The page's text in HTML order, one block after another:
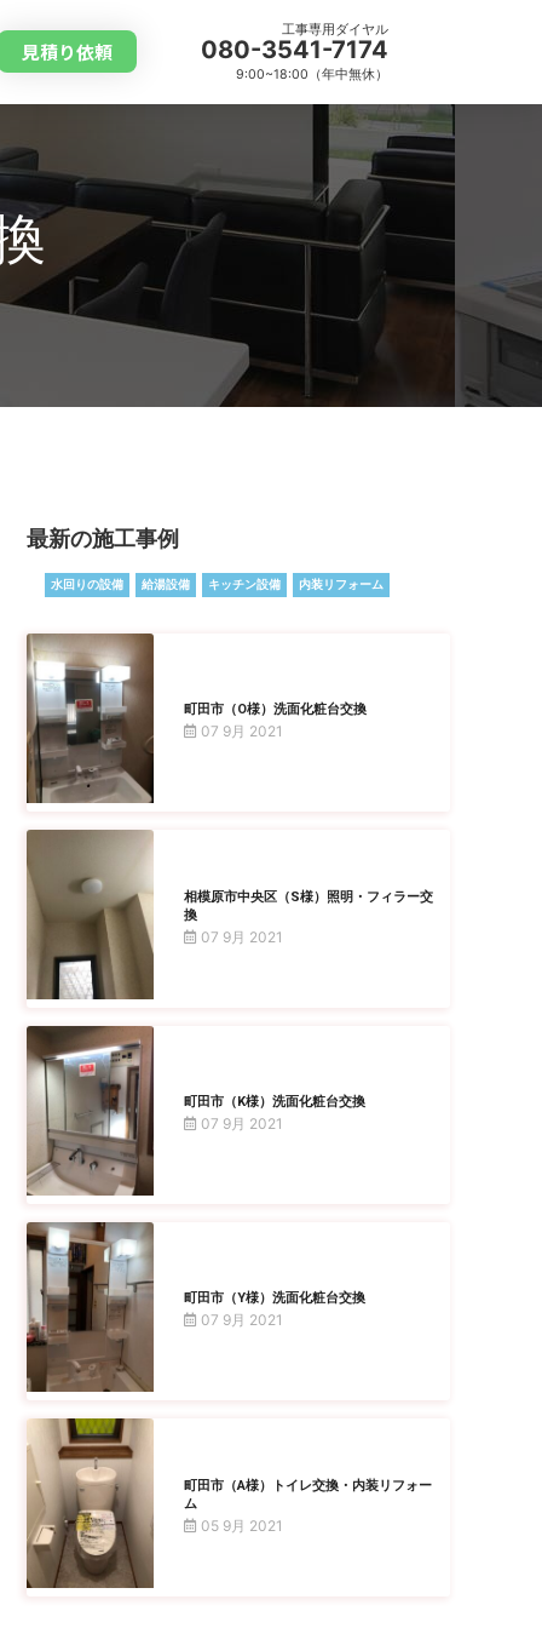
見積り依頼
工事専用ダイヤル
080-3541-7174
9:00~18:00（年中無休）
最新の施工事例
水回りの設備 給湯設備 キッチン設備 内装リフォーム
町田市（O様）洗面化粧台交換
07 9月 2021
相模原市中央区（S様）照明・フィラー交
換
07 9月 2021
町田市（K様）洗面化粧台交換
07 9月 2021
町田市（Y様）洗面化粧台交換
07 9月 2021
町田市（A様）トイレ交換・内装リフォー
ム
05 9月 2021